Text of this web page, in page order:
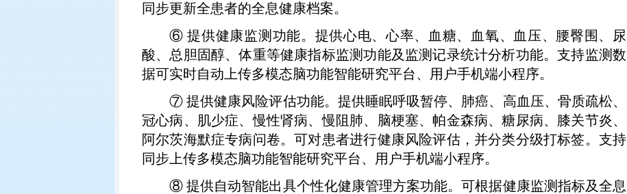
同步更新全患者的全息健康档案。
⑥提供健康监测功能。提供心电、心率、血糖、血氧、血压、腰臀围、尿
酸、总胆固醇、体重等健康指标监测功能及监测记录统计分析功能。支持监测数
据可实时自动上传多模态脑功能智能研究平台、用户手机端小程序。
⑦提供健康风险评估功能。提供睡眠呼吸暂停、肺癌、高血压、骨质疏松、
冠心病、肌少症、慢性肾病、慢阻肺、脑梗塞、帕金森病、糖尿病、膝关节炎、
阿尔茨海默症专病问卷。可对患者进行健康风险评估，并分类分级打标签。支持
同步上传多模态脑功能智能研究平台、用户手机端小程序。
⑧提供自动智能出具个性化健康管理方案功能。可根据健康监测指标及全息